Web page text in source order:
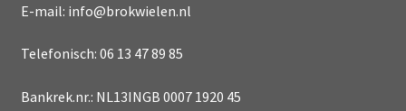
E-mail: info@brokwielen.nl
Telefonisch: 06 13 47 89 85
Bankrek.nr.: NL13INGB 0007 1920 45